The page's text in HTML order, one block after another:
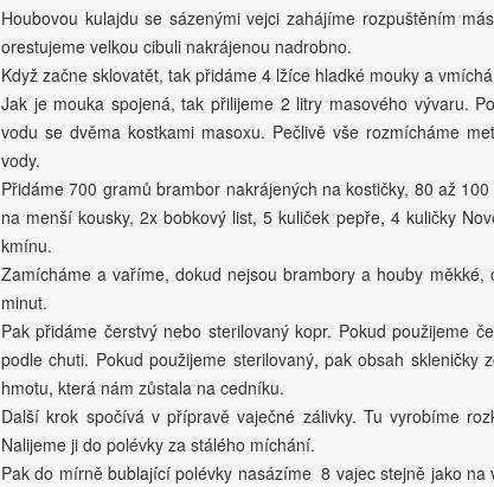
Houbovou kulajdu se sázenými vejci zahájíme rozpuštěním
orestujeme velkou cibuli nakrájenou nadrobno.
Když začne sklovatět, tak přidáme 4 lžíce hladké mouky a
Jak je mouka spojená, tak přilijeme 2 litry masového vývaru.
vodu se dvěma kostkami masoxu. Pečlivě vše rozmícháme
vody.
Přidáme 700 gramů brambor nakrájených na kostičky, 80 až
na menší kousky, 2x bobkový list, 5 kuliček pepře, 4 kuličky
kmínu.
Zamícháme a vaříme, dokud nejsou brambory a houby
minut.
Pak přidáme čerstvý nebo sterilovaný kopr. Pokud použijeme
podle chuti. Pokud použijeme sterilovaný, pak obsah skleničky
hmotu, která nám zůstala na cedníku.
Další krok spočívá v přípravě vaječné zálivky. Tu vyrobíme
Nalijeme ji do polévky za stálého míchání.
Pak do mírně bublající polévky nasázíme 8 vajec stejně jako na